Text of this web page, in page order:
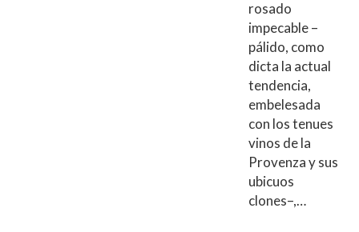
rosado
impecable –
pálido, como
dicta la actual
tendencia,
embelesada
con los tenues
vinos de la
Provenza y sus
ubicuos
clones–,…